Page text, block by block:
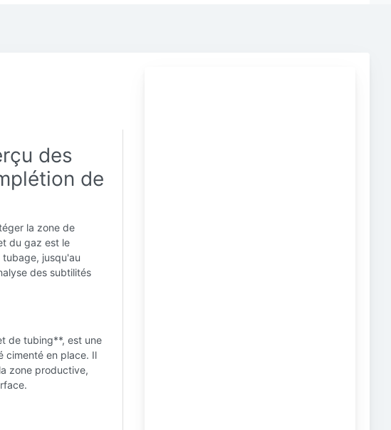
des
de
la zone de
du gaz est le
jusqu'au
des subtilités
de tubing**, est une
cimenté en place. Il
zone productive,